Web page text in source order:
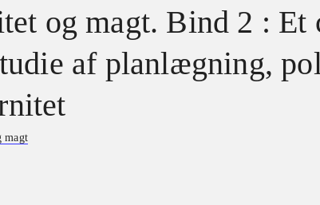
og magt. Bind 2 : Et
af planlægning,
magt